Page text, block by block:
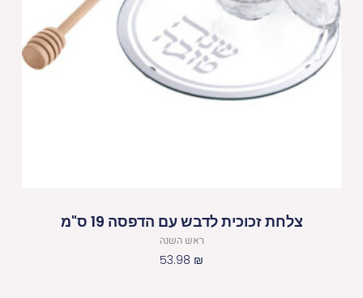
צלחת זכוכית לדבש עם הדפסה 19 ס"מ
ראש השנה
53.98 ₪